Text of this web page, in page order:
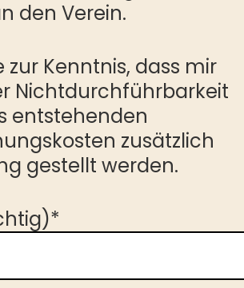
den Verein.
Kenntnis, dass mir
Nichtdurchführbarkeit
entstehenden
zusätzlich
gestellt werden.